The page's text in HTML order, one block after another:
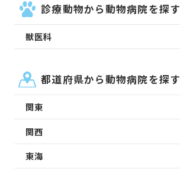
診療動物から動物病院を探す
獣医科
都道府県から動物病院を探す
関東
関西
東海